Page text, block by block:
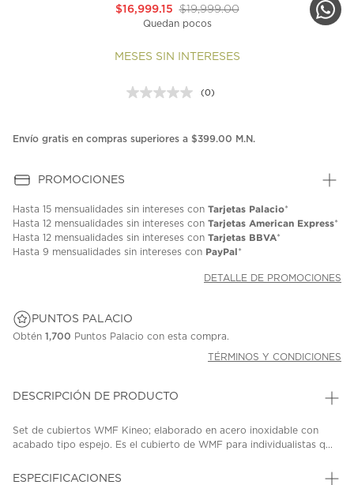
$19,999.00
$16,999.15
Quedan pocos
MESES SIN INTERESES
Sin
en
(0)
Envío gratis en compras superiores a $399.00 M.N.
PROMOCIONES
Hasta 15 mensualidades sin intereses con Tarjetas Palacio*
Hasta 12 mensualidades sin intereses con Tarjetas American Express*
Hasta 12 mensualidades sin intereses con Tarjetas BBVA*
Hasta 9 mensualidades sin intereses con PayPal*
DETALLE DE PROMOCIONES
PUNTOS PALACIO
Obtén 1,700 Puntos Palacio con esta compra.
TÉRMINOS Y CONDICIONES
DESCRIPCIÓN DE PRODUCTO
Set de cubiertos WMF Kineo; elaborado en acero inoxidable con
acabado tipo espejo. Es el cubierto de WMF para individualistas q...
ESPECIFICACIONES